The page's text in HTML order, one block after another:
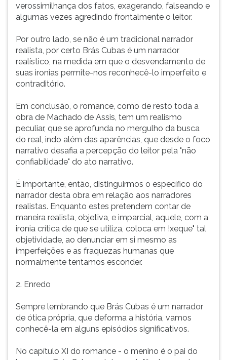
verossimilhança dos fatos, exagerando, falseando e
algumas vezes agredindo frontalmente o leitor.
Por outro lado, se não é um tradicional narrador
realista, por certo Brás Cubas é um narrador
realístico, na medida em que o desvendamento de
suas ironias permite-nos reconhecê-lo imperfeito e
contraditório.
Em conclusão, o romance, como de resto toda a
obra de Machado de Assis, tem um realismo
peculiar, que se aprofunda no mergulho da busca
do real, indo além das aparências, que desde o foco
narrativo desafia a percepção do leitor pela "não
confiabilidade" do ato narrativo.
É importante, então, distinguirmos o específico do
narrador desta obra em relação aos narradores
realistas. Enquanto estes pretendem contar de
maneira realista, objetiva, e imparcial, aquele, com a
ironia crítica de que se utiliza, coloca em !xeque" tal
objetividade, ao denunciar em si mesmo as
imperfeições e as fraquezas humanas que
normalmente tentamos esconder.
2. Enredo
Sempre lembrando que Brás Cubas é um narrador
de ótica própria, que deforma a história, vamos
conhecê-la em alguns episódios significativos.
No capítulo XI do romance - o menino é o pai do